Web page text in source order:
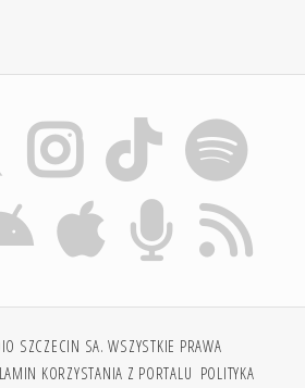
SZCZECIN SA. WSZYSTKIE PRAWA
KORZYSTANIA Z PORTALU POLITYKA